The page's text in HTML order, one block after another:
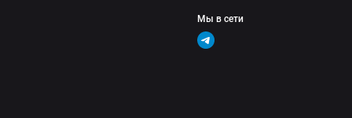
Мы в сети